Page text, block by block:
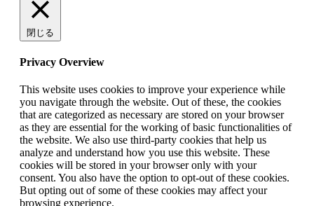
閉じる
Privacy Overview
This website uses cookies to improve your experience while
you navigate through the website. Out of these, the cookies
that are categorized as necessary are stored on your browser
as they are essential for the working of basic functionalities of
the website. We also use third-party cookies that help us
analyze and understand how you use this website. These
cookies will be stored in your browser only with your
consent. You also have the option to opt-out of these cookies.
But opting out of some of these cookies may affect your
browsing experience.